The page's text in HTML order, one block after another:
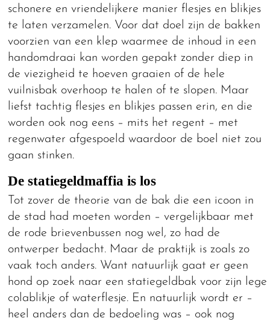
schonere en vriendelijkere manier flesjes en blikjes
te laten verzamelen. Voor dat doel zijn de bakken
voorzien van een klep waarmee de inhoud in een
handomdraai kan worden gepakt zonder diep in
de viezigheid te hoeven graaien of de hele
vuilnisbak overhoop te halen of te slopen. Maar
liefst tachtig flesjes en blikjes passen erin, en die
worden ook nog eens – mits het regent – met
regenwater afgespoeld waardoor de boel niet zou
gaan stinken.
De statiegeldmaffia is los
Tot zover de theorie van de bak die een icoon in
de stad had moeten worden – vergelijkbaar met
de rode brievenbussen nog wel, zo had de
ontwerper bedacht. Maar de praktijk is zoals zo
vaak toch anders. Want natuurlijk gaat er geen
hond op zoek naar een statiegeldbak voor zijn lege
colablikje of waterflesje. En natuurlijk wordt er –
heel anders dan de bedoeling was – ook nog